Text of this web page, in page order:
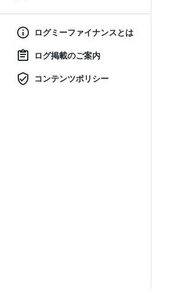
ログミーファイナンスとは
ログ掲載のご案内
コンテンツポリシー